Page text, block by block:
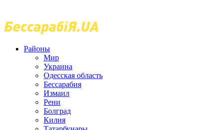
Районы
Мир
Украина
Одесская область
Бессарабия
Измаил
Рени
Болград
Килия